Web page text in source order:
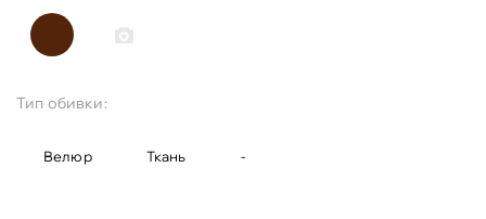
Тип обивки:
Велюр Ткань -